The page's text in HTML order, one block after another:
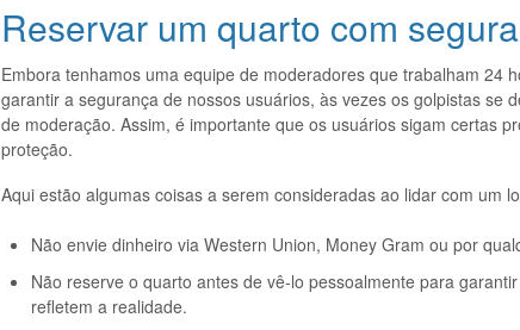
Reservar um quarto com
Embora tenhamos uma equipe de moderadores que trabalham 24
garantir a segurança de nossos usuários, às vezes os golpistas se
de moderação. Assim, é importante que os usuários sigam certas
proteção.
Aqui estão algumas coisas a serem consideradas ao lidar com um
Não envie dinheiro via Western Union, Money Gram ou por
Não reserve o quarto antes de vê-lo pessoalmente para
refletem a realidade.